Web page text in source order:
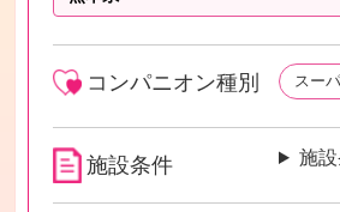
コンパニオン種別 スー
施設条件 施